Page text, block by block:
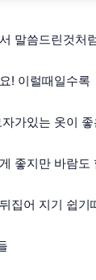
말씀드린것처
! 이럴때일수록
가있는 옷이
좋지만 바람도
집어 지기 쉽기